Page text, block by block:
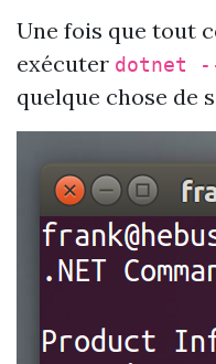
Une fois que tout
exécuter dotnet
quelque chose de